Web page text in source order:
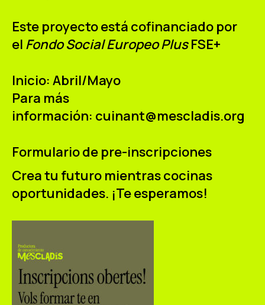
Este proyecto está cofinanciado por
el Fondo Social Europeo PlusFSE+
Inicio: Abril/Mayo
Para más
información: cuinant@mescladis.org
Formulario de pre-inscripciones
Crea tu futuro mientras cocinas
oportunidades. ¡Te esperamos!